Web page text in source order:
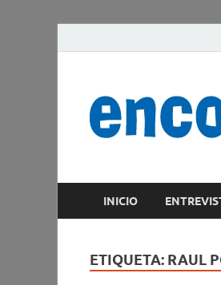
INICIO
ETIQUETA: RAUL